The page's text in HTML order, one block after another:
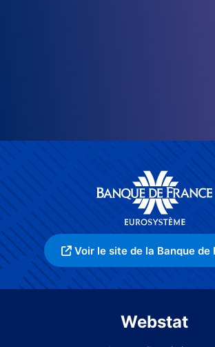
Voir le site de la Banque de
Webstat